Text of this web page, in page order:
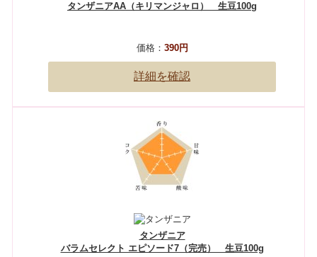
タンザニアAA（キリマンジャロ） 生豆100g
価格： 390円
詳細を確認
タンザニア
バラムセレクト エピソード7（完売） 生豆100g